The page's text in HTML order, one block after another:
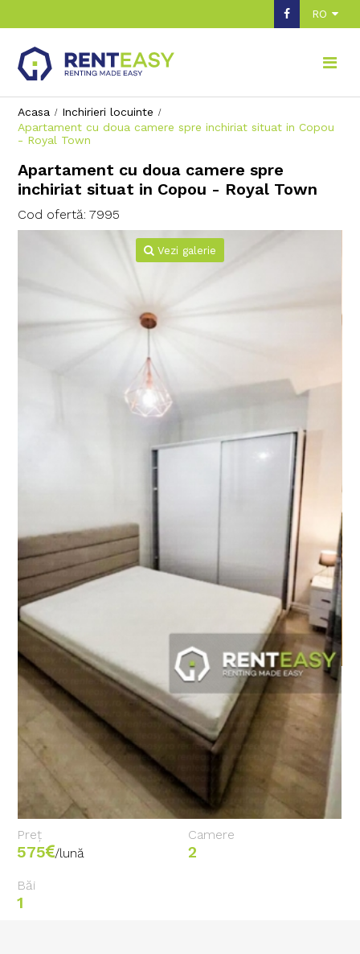
RO
Acasa
Inchirieri locuinte
Apartament cu doua camere spre inchiriat situat in Copou
- Royal Town
Apartament cu doua camere spre
inchiriat situat in Copou - Royal Town
Cod ofertă: 7995
Vezi galerie
Preț
575 /lună
Camere
2
Băi
1